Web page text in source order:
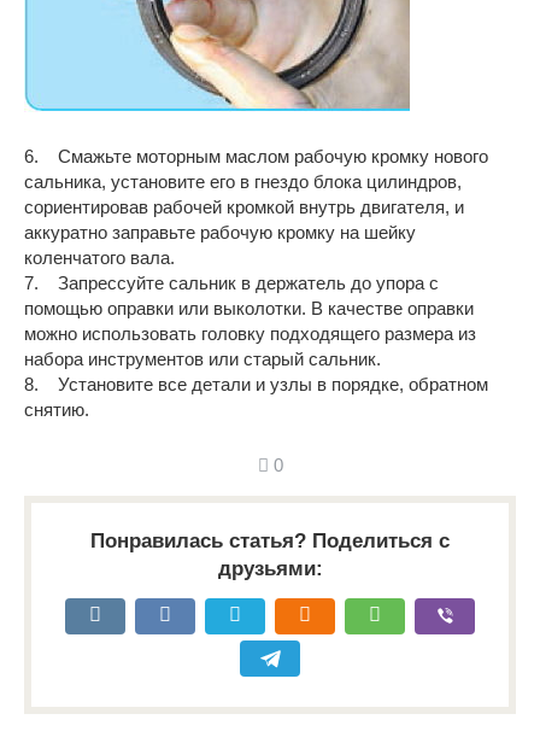
6. Смажьте моторным маслом рабочую кромку нового
сальника, установите его в гнездо блока цилиндров,
сориентировав рабочей кромкой внутрь двигателя, и
аккуратно заправьте рабочую кромку на шейку
коленчатого вала.
7. Запрессуйте сальник в держатель до упора с
помощью оправки или выколотки. В качестве оправки
можно использовать головку подходящего размера из
набора инструментов или старый сальник.
8. Установите все детали и узлы в порядке, обратном
снятию.
0
Понравилась статья? Поделиться с
друзьями: